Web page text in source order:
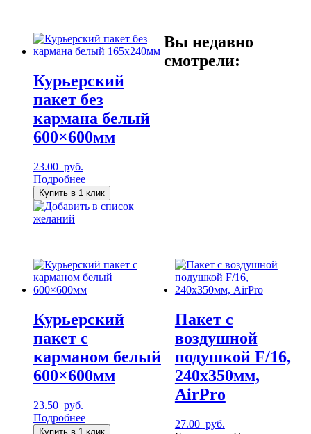
Курьерский
пакет без
кармана белый
600×600мм
23.00 руб.
Подробнее
Купить в 1 клик
Добавить в список
желаний
Вы недавно
смотрели:
Курьерский
пакет с
карманом белый
600×600мм
23.50 руб.
Подробнее
Купить в 1 клик
Пакет с
воздушной
подушкой F/16,
240х350мм,
AirPro
27.00 руб.